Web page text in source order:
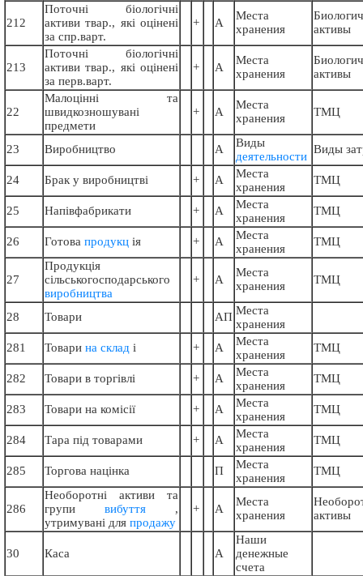
212
Поточні біологічні
активи твар., які оцінені
за спр.варт.
+ А
Места
хранения
активы
213
Поточні біологічні
активи твар., які оцінені
за перв.варт.
+ А
Места
хранения
активы
22
Малоцінні та
швидкозношувані
предмети
+ А
Места
хранения
ТМЦ
23 Виробництво А
Виды
деятельности
Виды
24 Брак у виробництві + А
Места
хранения
ТМЦ
25 Напівфабрикати + А
Места
хранения
ТМЦ
26 Готова продукц ія + А
Места
хранения
ТМЦ
27
Продукція
сільськогосподарського
виробництва
+ А
Места
хранения
ТМЦ
28 Товари АП Места
хранения
281
Товари на склад і + А
Места
хранения
ТМЦ
282 Товари в торгівлі + А
Места
хранения
ТМЦ
283 Товари на комісії + А
Места
хранения
ТМЦ
284 Тара під товарами + А
Места
хранения
ТМЦ
285 Торгова націнка П
Места
хранения
ТМЦ
286
Необоротні активи та
групи вибуття ,
утримувані для продажу
+ А
Места
хранения
активы
30 Каса А
Наши
денежные
счета